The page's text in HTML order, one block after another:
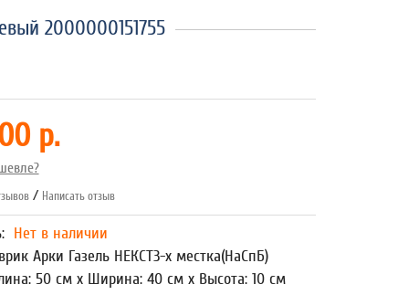
2000000151755
р.
/ Написать отзыв
Нет в наличии
Арки Газель НЕКСТ3-х местка(НаСпБ)
50 см x Ширина: 40 см x Высота: 10 см